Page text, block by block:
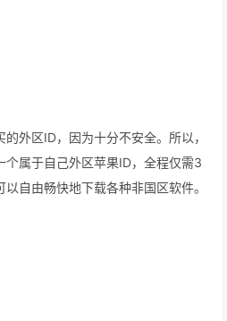
外区ID，因为十分不安全。所以，
个属于自己外区苹果ID，全程仅需3
自由畅快地下载各种非国区软件。